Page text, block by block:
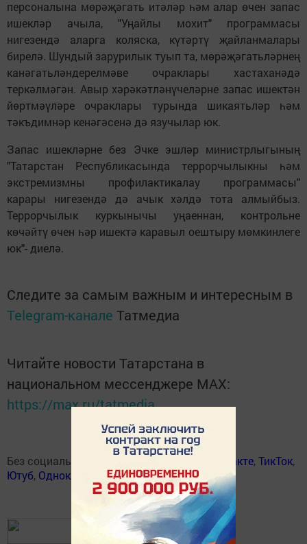
персоналына мөрәҗәгать итәләр һәм алар өчен запас
ишекләр ачыла, "Уңайлы мохит" программасы
нигезендә аларга коляска, күтәртү җайланмалары
бирелә. Шундый зарурилык туып та, мөрәҗәгатьләрнең
канәгатьләндерелмәве очраклары хастаханәдә
теркәлмәгән. Авыр хәрәкәтләнүчеләрне запас ишектән
йөртмәүләре очраклары турында шикаятьләр һәм
тәкъдимнәр кенәгәсенә дә язучылар юк.
Запас ишекләрне без Эчке эшләр министр­лыгының
"Татарстан Республикасында террорчылыкны һәм
экстремизмны профилактикалау программасы"
карары нигезендә дә ачык хәлдә тота алмыйбыз.
Террорчылык куркынычы уңаеннан, контрольне
көчәйтү өчен һәр ишектә каравыл оештыру мөмкинлеге
юк"- диелә.
Следите за самым важным и интересным в
Telegram-канале Татмедиа
Читайте новости Татарстана в
национальном мессенджере MАХ:
https://max.ru/tatmedia
Без социаль челтәрләрдә: Телеграм ВКонтакте,ТикТок,
Ютуб, Одноклассники,Твиттер,Яндекс.Дзен